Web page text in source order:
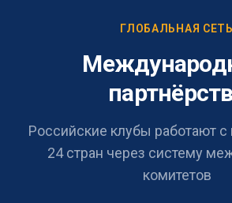
ГЛОБАЛЬНАЯ СЕТЬ
Российские клубы работают с
24 стран через систему
комитетов